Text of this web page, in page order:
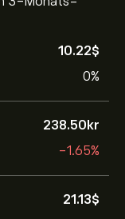
10.22‎$‎
0%
238.50‎kr‎
-1.65%
21.13‎$‎